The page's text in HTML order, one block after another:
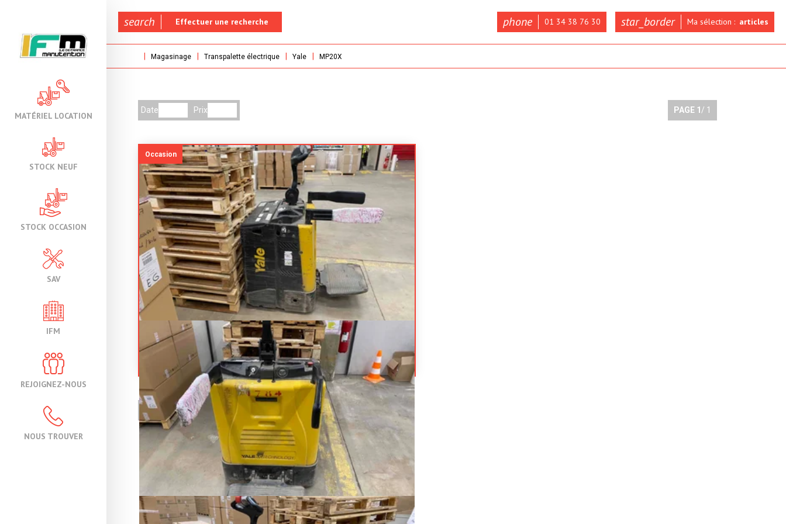
MATÉRIEL LOCATION
STOCK NEUF
STOCK OCCASION
SAV
IFM
REJOIGNEZ-NOUS
NOUS TROUVER
search Effectuer une recherche phone 01 34 38 76 30 star_border Ma sélection : articles
Magasinage Transpalette électrique Yale MP20X
Date Prix PAGE 1 / 1
Occasion
Transpalette électrique
YALEMP20X
Référence 19672
Énergie Électrique
Prix sur demande
PAGE / 1